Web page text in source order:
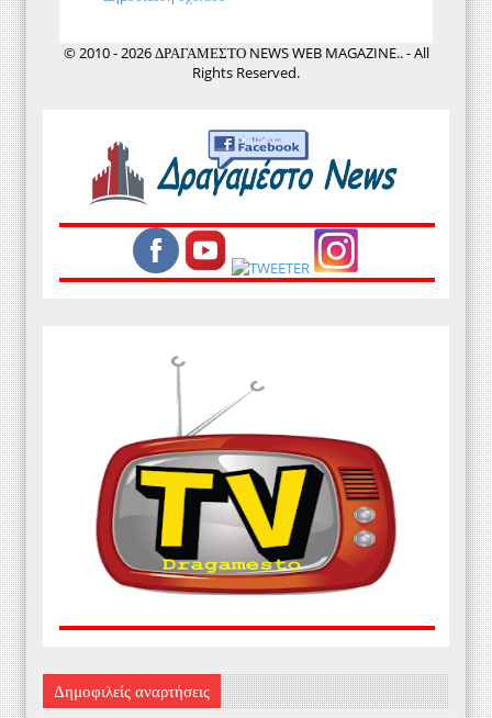
© 2010 - 2026 ΔΡΑΓΑΜΕΣΤΟ NEWS WEB MAGAZINE.. - All
Rights Reserved.
Δημοφιλείς αναρτήσεις